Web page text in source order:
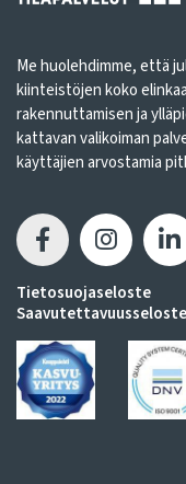
Me huolehdimme, että
kiinteistöjen koko
rakennuttamisen ja
kattavan valikoiman
käyttäjien arvostamia
Tietosuojaseloste
Saavutettavuusseloste